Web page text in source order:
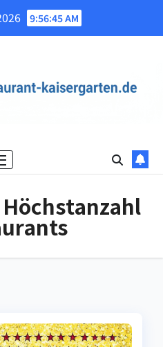
9:56:46 AM
Höchstanzahl